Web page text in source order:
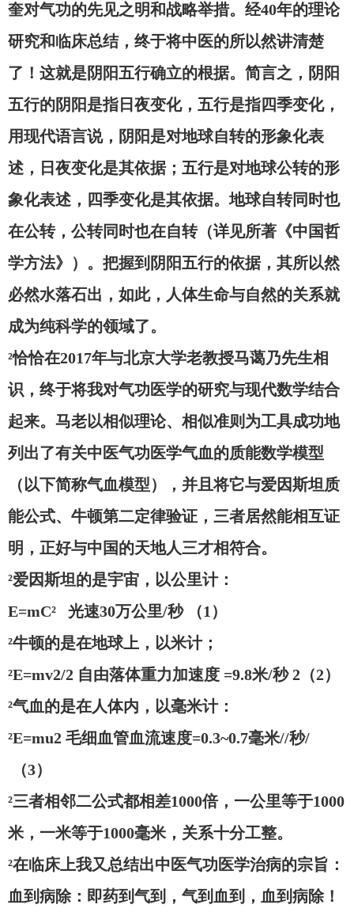
奎对气功的先见之明和战略举措。经40年的理论
研究和临床总结，终于将中医的所以然讲清楚
了！这就是阴阳五行确立的根据。简言之，阴阳
五行的阴阳是指日夜变化，五行是指四季变化，
用现代语言说，阴阳是对地球自转的形象化表
述，日夜变化是其依据；五行是对地球公转的形
象化表述，四季变化是其依据。地球自转同时也
在公转，公转同时也在自转（详见所著《中国哲
学方法》）。把握到阴阳五行的依据，其所以然
必然水落石出，如此，人体生命与自然的关系就
成为纯科学的领域了。
²恰恰在2017年与北京大学老教授马蔼乃先生相
识，终于将我对气功医学的研究与现代数学结合
起来。马老以相似理论、相似准则为工具成功地
列出了有关中医气功医学气血的质能数学模型
（以下简称气血模型），并且将它与爱因斯坦质
能公式、牛顿第二定律验证，三者居然能相互证
明，正好与中国的天地人三才相符合。
²爱因斯坦的是宇宙，以公里计：
E=mC² 光速30万公里/秒
（1）
²牛顿的是在地球上，以米计；
²E=mv2/2 自由落体重力加速度 =9.8米/秒 2（2）
²气血的是在人体内，以毫米计：
²E=mu2 毛细血管血流速度=0.3~0.7毫米//秒/
（3）
²三者相邻二公式都相差1000倍，一公里等于1000
米，一米等于1000毫米，关系十分工整。
²在临床上我又总结出中医气功医学治病的宗旨：
血到病除：即药到气到，气到血到，血到病除！